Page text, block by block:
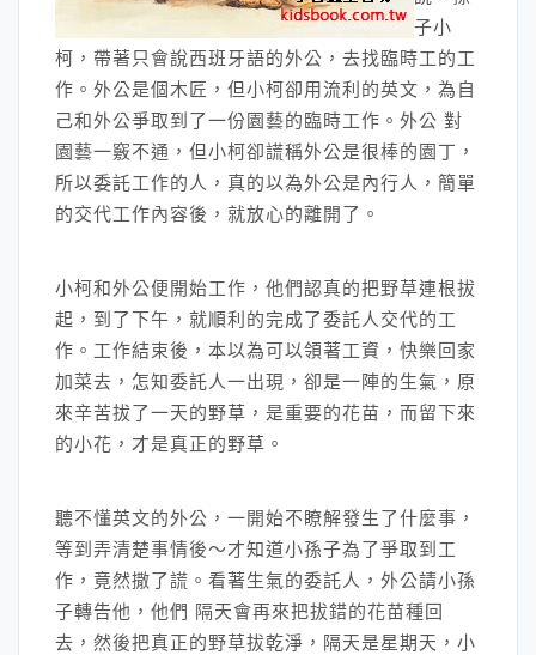
子小
柯，帶著只會說西班牙語的外公，去找臨時工的工
作。外公是個木匠，但小柯卻用流利的英文，為自
己和外公爭取到了一份園藝的臨時工作。外公 對
園藝一竅不通，但小柯卻謊稱外公是很棒的園丁，
所以委託工作的人，真的以為外公是內行人，簡單
的交代工作內容後，就放心的離開了。
小柯和外公便開始工作，他們認真的把野草連根拔
起，到了下午，就順利的完成了委託人交代的工
作。工作結束後，本以為可以領著工資，快樂回家
加菜去，怎知委託人一出現，卻是一陣的生氣，原
來辛苦拔了一天的野草，是重要的花苗，而留下來
的小花，才是真正的野草。
聽不懂英文的外公，一開始不瞭解發生了什麼事，
等到弄清楚事情後～才知道小孫子為了爭取到工
作，竟然撒了謊。看著生氣的委託人，外公請小孫
子轉告他，他們 隔天會再來把拔錯的花苗種回
去，然後把真正的野草拔乾淨，隔天是星期天，小